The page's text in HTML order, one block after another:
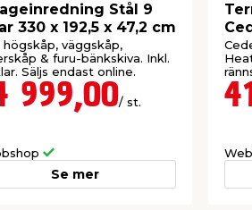
Stål 9
330 x 192,5 x 47,2 cm
högskåp, väggskåp,
& furu-bänkskiva. Inkl.
Säljs endast online.
999,00/ st.
Se mer